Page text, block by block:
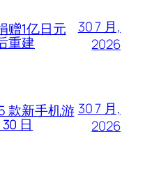
赠1亿日元
重建
30 7 月,
2026
款新手机游
日
30 7 月,
2026